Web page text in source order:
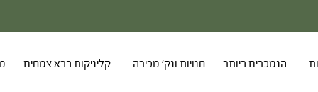
הנמכרים ביותר חנויות ונק' מכירה קליניקות ברא צמחים